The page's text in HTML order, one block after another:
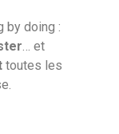
by doing :
… et
toutes les